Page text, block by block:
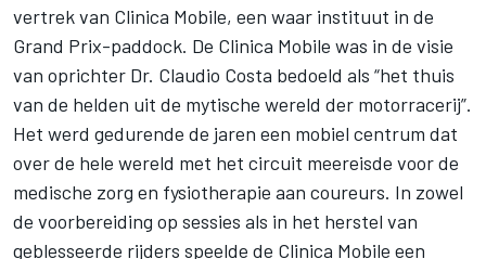
vertrek van Clinica Mobile, een waar instituut in de
Grand Prix-paddock. De Clinica Mobile was in de visie
van oprichter Dr. Claudio Costa bedoeld als “het thuis
van de helden uit de mytische wereld der motorracerij”.
Het werd gedurende de jaren een mobiel centrum dat
over de hele wereld met het circuit meereisde voor de
medische zorg en fysiotherapie aan coureurs. In zowel
de voorbereiding op sessies als in het herstel van
geblesseerde rijders speelde de Clinica Mobile een